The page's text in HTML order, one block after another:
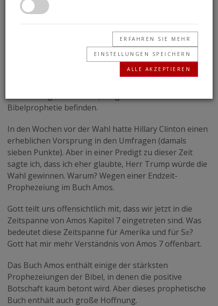
diese Offenbarungen dringend unter Beweis
stellen.
• 15.05.2017
onald Trumps Wahlsieg bei den
Bibelprophetie befinden.
In den Wochen vor der Wahl hatte Hillary Clinton einen
erheblichen Vorsprung in den Umfragen (damals
sieben Punkte). Aber in einer Predigt zu dieser Zeit
sagte ich, dass ich eher glaubte, Herr Trump würde die
Wahl gewinnen. Warum? Wegen einer Endzeit-
Prophezeiung im Buch Amos.
Gott teilt uns offensichtlich mit, dass wir jetzt in die
Zeitspanne von Amos Kapitel 7 eingetreten sind. Was
bedeutet diese Zeitspanne für Amerika und für Sie?
Gott hat mir mehr Verständnis von Amos 7 offenbart.
Das Buch Amos enthält einige der stärksten
Prophezeiungen der Bibel, in denen die positive
Botschaft kaum betont wird. Aber dieses prophetische
Buch enthält auch große Hoffnung.
ERFAHREN SIE MEHR
EINSTELLUNGEN SPEICHERN
ALLE AKZEPTIEREN